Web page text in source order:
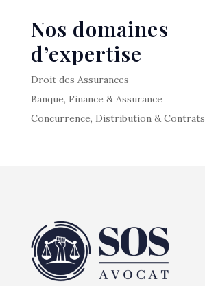
Nos domaines
d’expertise
Droit des Assurances
Banque, Finance & Assurance
Concurrence, Distribution & Contrats